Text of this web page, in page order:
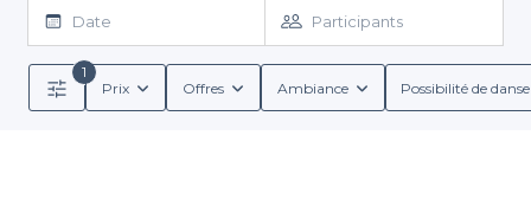
Date Participants
1
Prix
Offres Ambiance Possibilité de